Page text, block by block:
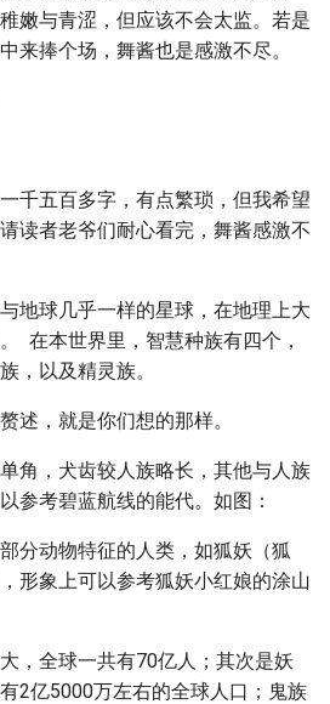
嫩与青涩，但应该不会太监。若是
来捧个场，舞酱也是感激不尽。
千五百多字，有点繁琐，但我希望
读者老爷们耐心看完，舞酱感激不
地球几乎一样的星球，在地理上大
在本世界里，智慧种族有四个，
，以及精灵族。
述，就是你们想的那样。
角，犬齿较人族略长，其他与人族
参考碧蓝航线的能代。如图：
分动物特征的人类，如狐妖（狐
形象上可以参考狐妖小红娘的涂山
，全球一共有70亿人；其次是妖
2亿5000万左右的全球人口；鬼族